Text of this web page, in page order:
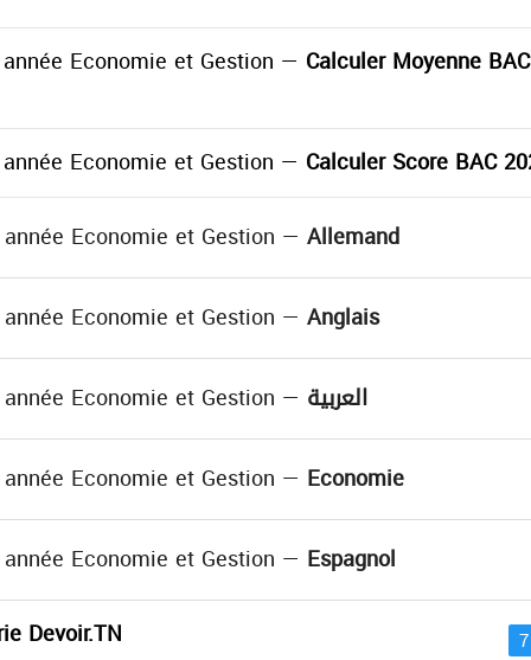
Economie et Gestion — Calculer Moyenne BAC
Economie et Gestion — Calculer Score BAC
Economie et Gestion — Allemand
)
Economie et Gestion — Anglais
)
)
Economie et Gestion — العربية
( العربية )
( العربية )
Economie et Gestion — Economie
)
)
Economie et Gestion — Espagnol
)
Devoir.TN